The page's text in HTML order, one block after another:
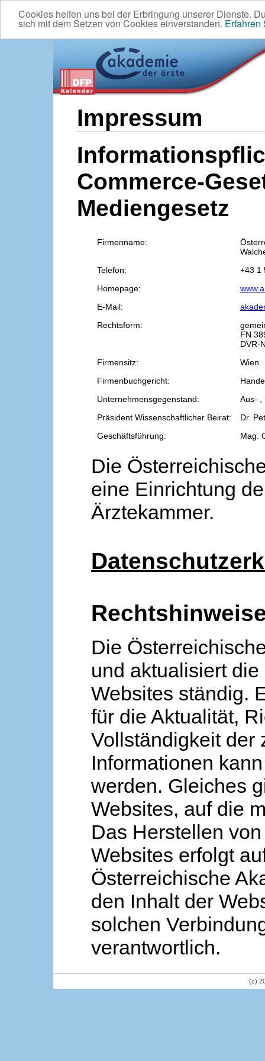
Cookies helfen uns bei der Erbringung unserer Dienste.
sich mit dem Setzen von Cookies einverstanden. Erfahren
Impressum
Commerce-
Mediengesetz
Firmenname:
Telefon:
+43 1
Homepage:
E-Mail:
Rechtsform:
FN
DVR-
Firmensitz:
Wien
Firmenbuchgericht:
Unternehmensgegenstand:
Aus- ,
Präsident Wissenschaftlicher Beirat:
Dr.
Geschäftsführung:
Mag.
Die
eine Einrichtung
Ärztekammer.
Die
und aktualisiert
Websites ständig.
für die Aktualität,
Vollständigkeit der
Informationen
werden. Gleiches
Websites, auf die
Das Herstellen
Websites erfolgt
Österreichische
den Inhalt der
solchen
verantwortlich.
(c)